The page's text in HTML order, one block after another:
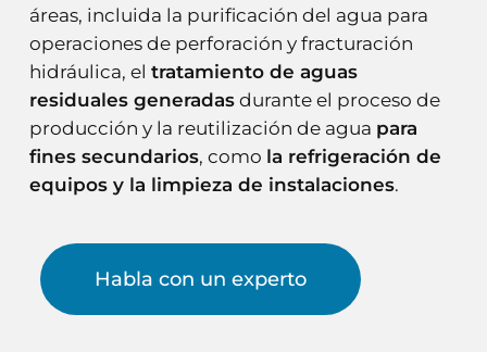
áreas, incluida la purificación del agua para
operaciones de perforación y fracturación
hidráulica, el tratamiento de aguas
residuales generadasdurante el proceso de
producción y la reutilización de agua para
fines secundarios, como la refrigeración de
equipos y la limpieza de instalaciones.
Habla con un experto